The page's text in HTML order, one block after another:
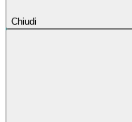
Chiudi